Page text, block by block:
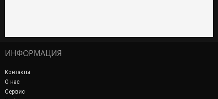
ИНФОРМАЦИЯ
Контакты
О нас
Сервис